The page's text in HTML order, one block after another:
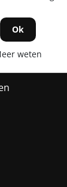
Ok
weten